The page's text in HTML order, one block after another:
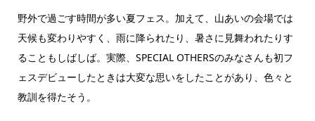
野外で過ごす時間が多い夏フェス。加えて、山あいの会場では
天候も変わりやすく、雨に降られたり、暑さに見舞われたりす
ることもしばしば。実際、SPECIAL OTHERSのみなさんも初フ
ェスデビューしたときは大変な思いをしたことがあり、色々と
教訓を得たそう。